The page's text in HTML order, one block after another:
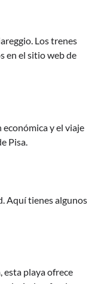
Los trenes
en el sitio web de
y el viaje
Pisa.
Aquí tienes algunos
esta playa ofrece